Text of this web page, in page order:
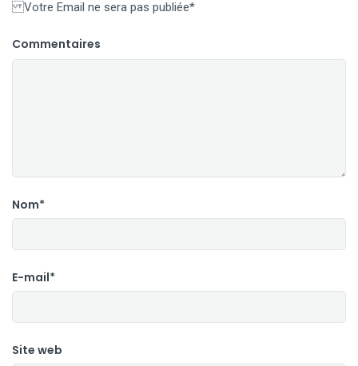
Votre Email ne sera pas publiée*
Commentaires
Nom*
E-mail*
Site web